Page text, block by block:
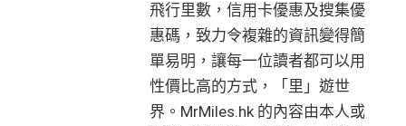
飛行里數，信用卡優惠及搜集優
惠碼，致力令複雜的資訊變得簡
單易明，讓每一位讀者都可以用
性價比高的方式，「里」遊世
界。MrMiles.hk 的內容由本人或